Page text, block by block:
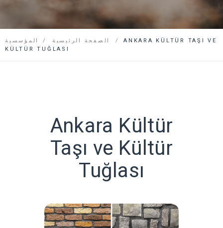
الصفحة الرئيسية المؤسسية
ANKARA KÜLTÜR TAŞI VE
KÜLTÜR TUĞLASI
Ankara Kültür
Taşı ve Kültür
Tuğlası